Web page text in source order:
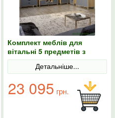
Комплект меблів для
вітальні 5 предметів з
ніжками кольору світлий
горіх М-ЗОН Борн Дуб
Детальніше...
23 095 грн.